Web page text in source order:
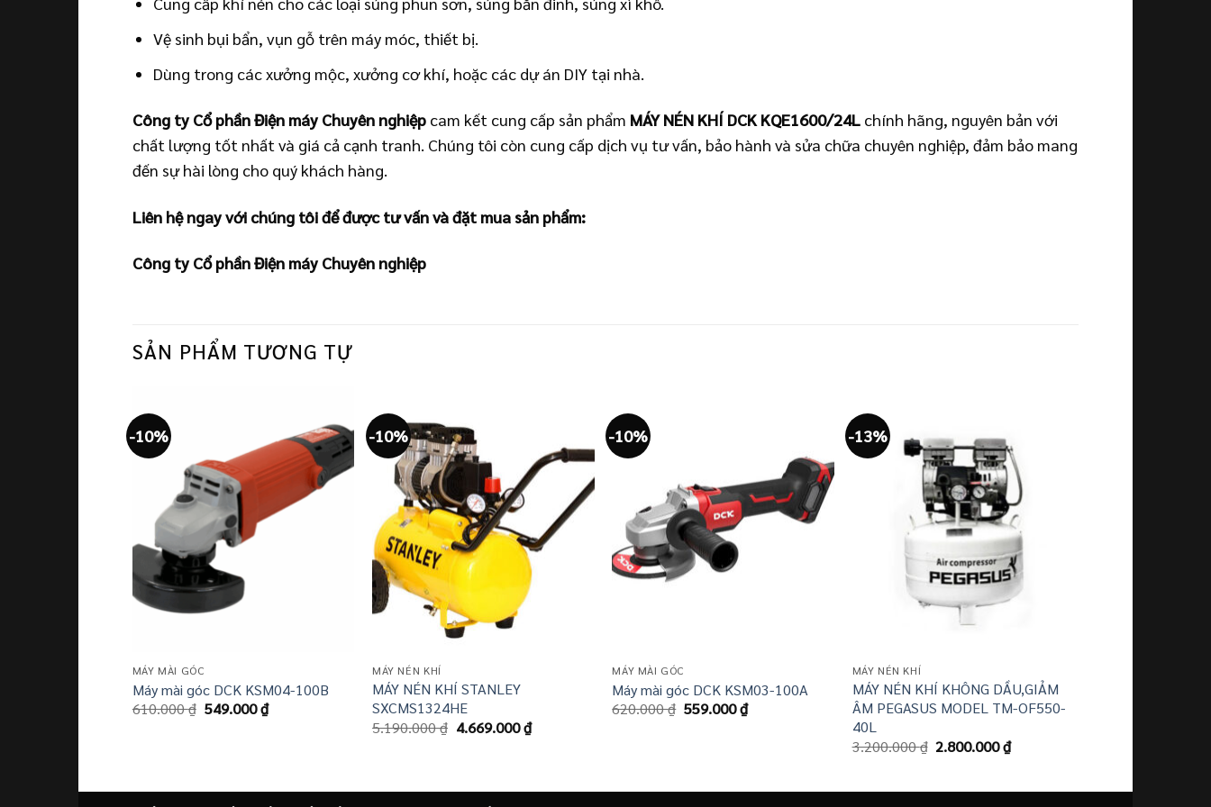
Vệ sinh bụi bẩn, vụn gỗ trên máy móc, thiết bị.
Dùng trong các xưởng mộc, xưởng cơ khí, hoặc các dự án DIY tại nhà.
Công ty Cổ phần Điện máy Chuyên nghiệp cam kết cung cấp sản phẩm MÁY NÉN KHÍ DCK KQE1600/24L chính hãng, nguyên bản với
chất lượng tốt nhất và giá cả cạnh tranh. Chúng tôi còn cung cấp dịch vụ tư vấn, bảo hành và sửa chữa chuyên nghiệp, đảm bảo mang
đến sự hài lòng cho quý khách hàng.
Liên hệ ngay với chúng tôi để được tư vấn và đặt mua sản phẩm:
Công ty Cổ phần Điện máy Chuyên nghiệp
SẢN PHẨM TƯƠNG TỰ
-10%
MÁY MÀI GÓC
Máy mài góc DCK KSM04-100B
610.000₫ Giá
549.000₫Giá
hiện
-10%
MÁY NÉN KHÍ
MÁY NÉN KHÍ STANLEY
SXCMS1324HE
5.190.000₫ Giá
4.669.000₫Giá
hiện
-10%
MÁY MÀI GÓC
Máy mài góc DCK KSM03-100A
620.000₫ Giá
559.000₫Giá
-13%
MÁY NÉN KHÍ
MÁY NÉN KHÍ KHÔNG DẦU,GIẢM
ÂM PEGASUS MODEL TM-OF550-
40L
3.200.000₫ Giá
3.200.000 ₫.
2.800.000₫Giá
là: